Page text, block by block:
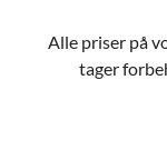
Alle priser på
tager